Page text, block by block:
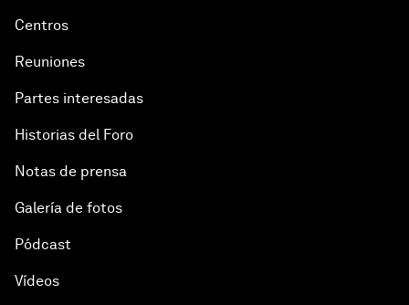
Centros
Reuniones
Partes interesadas
Historias del Foro
Notas de prensa
Galería de fotos
Pódcast
Vídeos